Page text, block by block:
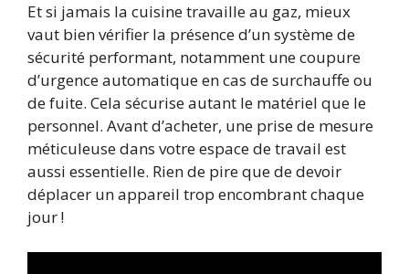
Et si jamais la cuisine travaille au gaz, mieux
vaut bien vérifier la présence d’un système de
sécurité performant, notamment une coupure
d’urgence automatique en cas de surchauffe ou
de fuite. Cela sécurise autant le matériel que le
personnel. Avant d’acheter, une prise de mesure
méticuleuse dans votre espace de travail est
aussi essentielle. Rien de pire que de devoir
déplacer un appareil trop encombrant chaque
jour !